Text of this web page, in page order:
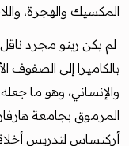
المكسيك والهجرة،
لم يكن رينو مجرد
بالكاميرا إلى الصفوف
أركنساس لتدريس